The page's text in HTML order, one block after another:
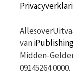
vaniPublishing
Midden-
09145264 0000.